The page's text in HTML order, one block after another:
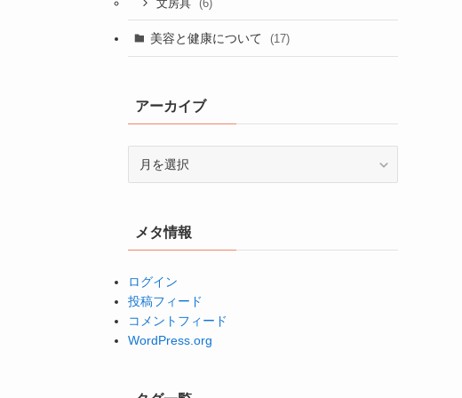
文房具 (6)
美容と健康について (17)
アーカイブ
ブメタ情報
ログイン
投稿フィード
コメントフィード
WordPress.org